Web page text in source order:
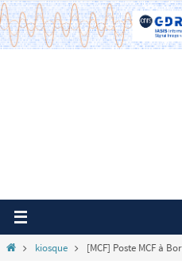
Passer
vers
le
Homekiosque [MCF] Poste MCF à